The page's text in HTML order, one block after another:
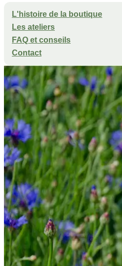
L'histoire de la boutique
Les ateliers
FAQ et conseils
Contact